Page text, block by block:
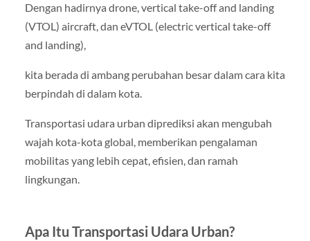
Dengan hadirnya drone, vertical take-off and landing
(VTOL) aircraft, dan eVTOL (electric vertical take-off
and landing),
kita berada di ambang perubahan besar dalam cara kita
berpindah di dalam kota.
Transportasi udara urban diprediksi akan mengubah
wajah kota-kota global, memberikan pengalaman
mobilitas yang lebih cepat, efisien, dan ramah
lingkungan.
Apa Itu Transportasi Udara Urban?